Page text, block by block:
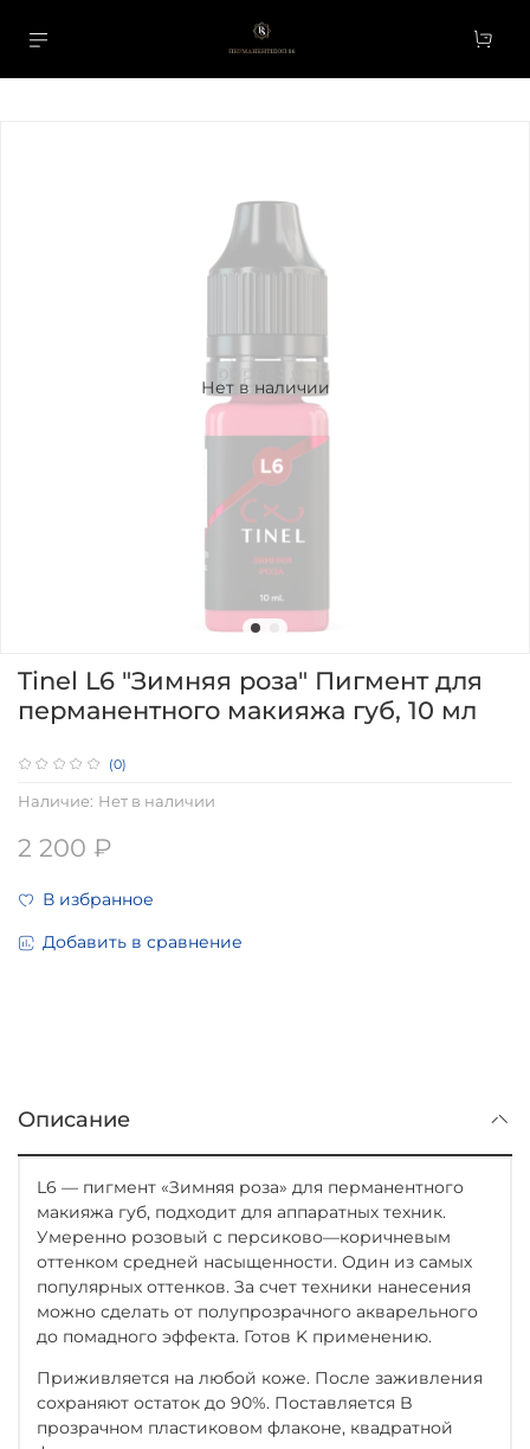
Нет в наличии
(0)
Наличие: Нет в наличии
Tinel L6 "Зимняя роза" Пигмент для
перманентного макияжа губ, 10 мл
2 200 ₽
В избранное
Добавить в сравнение
Описание
L6 — пигмент «Зимняя роза» для перманентного
макияжа губ, подходит для аппаратных техник.
Умеренно розовый с персиково—коричневым
оттенком средней насыщенности. Один из самых
популярных оттенков. За счет техники нанесения
можно сделать от полупрозрачного акварельного
до помадного эффекта. Готов K применению.
Приживляется на любой коже. После заживления
сохраняют остаток до 90%. Поставляется B
прозрачном пластиковом флаконе, квадратной